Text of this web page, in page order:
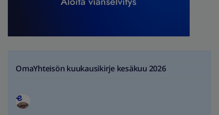
OmaYhteisön kuukausikirje kesäkuu 2026